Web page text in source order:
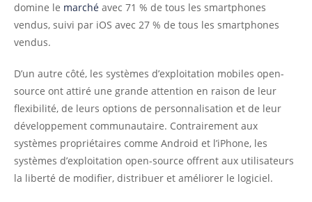
domine le marché avec 71 % de tous les smartphones
vendus, suivi par iOS avec 27 % de tous les smartphones
vendus.
D’un autre côté, les systèmes d’exploitation mobiles open-
source ont attiré une grande attention en raison de leur
flexibilité, de leurs options de personnalisation et de leur
développement communautaire. Contrairement aux
systèmes propriétaires comme Android et l’iPhone, les
systèmes d’exploitation open-source offrent aux utilisateurs
la liberté de modifier, distribuer et améliorer le logiciel.